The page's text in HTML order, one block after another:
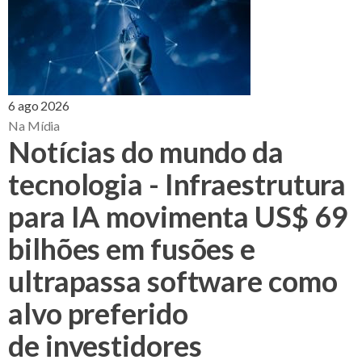
6 ago 2026
Na Mídia
Notícias do mundo da
tecnologia - Infraestrutura
para IA movimenta US$ 69
bilhões em fusões e
ultrapassa software como
alvo preferido
de investidores